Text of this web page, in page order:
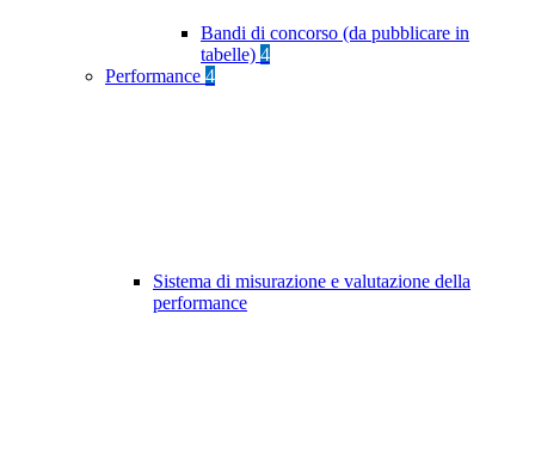
Bandi di concorso (da pubblicare in
tabelle) 4
Performance 4
Sistema di misurazione e valutazione della
performance